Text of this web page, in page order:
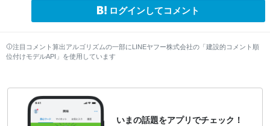
ログインしてコメント
注目コメント算出アルゴリズムの一部にLINEヤフー株式会社の「建設的コメント順
位付けモデルAPI」を使用しています
いまの話題をアプリでチェック！